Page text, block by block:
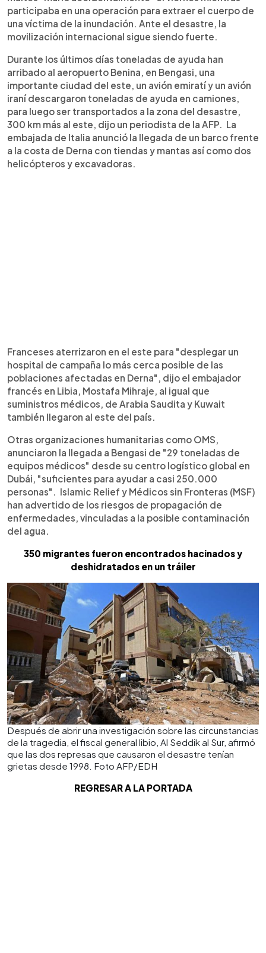
participaba en una operación para extraer el cuerpo de
una víctima de la inundación. Ante el desastre, la
movilización internacional sigue siendo fuerte.
Durante los últimos días toneladas de ayuda han
arribado al aeropuerto Benina, en Bengasi, una
importante ciudad del este, un avión emiratí y un avión
iraní descargaron toneladas de ayuda en camiones,
para luego ser transportados a la zona del desastre,
300 km más al este, dijo un periodista de la AFP. La
embajada de Italia anunció la llegada de un barco frente
a la costa de Derna con tiendas y mantas así como dos
helicópteros y excavadoras.
Franceses aterrizaron en el este para "desplegar un
hospital de campaña lo más cerca posible de las
poblaciones afectadas en Derna", dijo el embajador
francés en Libia, Mostafa Mihraje, al igual que
suministros médicos, de Arabia Saudita y Kuwait
también llegaron al este del país.
Otras organizaciones humanitarias como OMS,
anunciaron la llegada a Bengasi de "29 toneladas de
equipos médicos" desde su centro logístico global en
Dubái, "suficientes para ayudar a casi 250.000
personas". Islamic Relief y Médicos sin Fronteras (MSF)
han advertido de los riesgos de propagación de
enfermedades, vinculadas a la posible contaminación
del agua.
350 migrantes fueron encontrados hacinados y
deshidratados en un tráiler
Después de abrir una investigación sobre las circunstancias
de la tragedia, el fiscal general libio, Al Seddik al Sur, afirmó
que las dos represas que causaron el desastre tenían
grietas desde 1998. Foto AFP/EDH
REGRESAR A LA PORTADA